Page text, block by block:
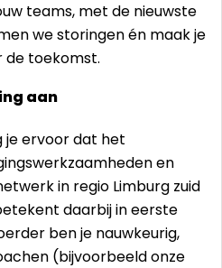
teams, met de nieuwste
we storingen én maak je
de toekomst.
aan
je ervoor dat het
en
in regio Limburg zuid
daarbij in eerste
ben je nauwkeurig,
(bijvoorbeeld onze